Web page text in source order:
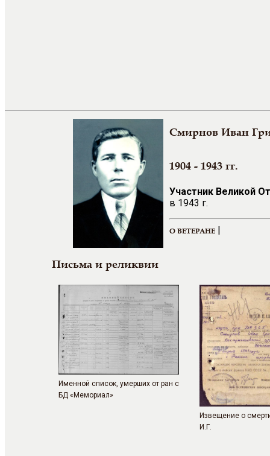
Смирнов Иван
1904 - 1943 гг.
Участник Великой
в 1943 г.
О ВЕТЕРАНЕ |
Письма и реликвии
Именной список, умерших от ран с
БД «Мемориал»
Извещение о
И.Г.